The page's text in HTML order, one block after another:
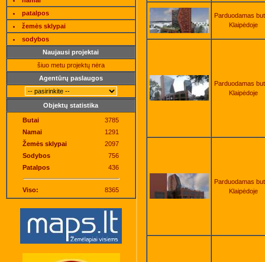
patalpos
žemės sklypai
sodybos
Naujausi projektai
šiuo metu projektų nėra
Agentūrų paslaugos
Objektų statistika
Butai
3785
Namai
1291
Žemės sklypai
2097
Sodybos
756
Patalpos
436
Viso: 8365
Parduodamas
Klaipėdoje
Parduodamas
Klaipėdoje
Parduodamas
Klaipėdoje